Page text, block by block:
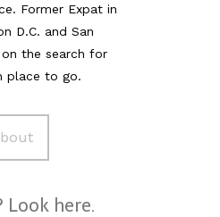
Former Expat in
D.C. and San
the search for
place to go.
Look here.